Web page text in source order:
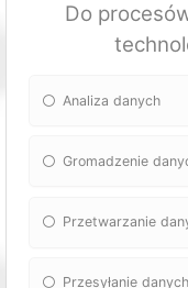
Do
Analiza danych
Gromadzenie
Przetwarzanie
Przesyłanie danych